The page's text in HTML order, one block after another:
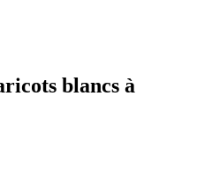
blancs à